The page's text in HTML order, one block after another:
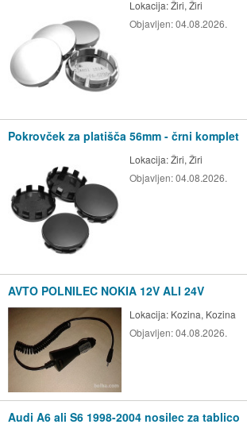
Lokacija:Žiri, Žiri
Objavljen:04.08.2026.
Pokrovček za platišča 56mm - črni komplet
Lokacija:Žiri, Žiri
Objavljen:04.08.2026.
AVTO POLNILEC NOKIA 12V ALI 24V
Lokacija: Kozina, Kozina
Objavljen:04.08.2026.
Audi A6 ali S6 1998-2004 nosilec za tablico